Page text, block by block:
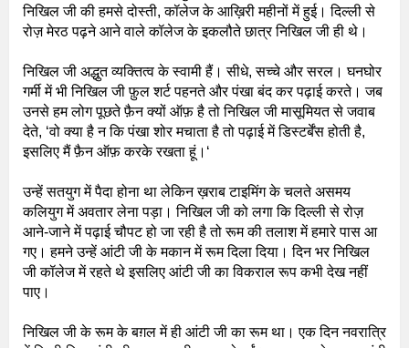
निखिल जी की हमसे दोस्ती, कॉलेज के आख़िरी महीनों में हुई। दिल्ली से
रोज़ मेरठ पढ़ने आने वाले कॉलेज के इकलौते छात्र निखिल जी ही थे।
निखिल जी अद्धुत व्यक्तित्व के स्वामी हैं। सीधे, सच्चे और सरल। घनघोर
गर्मी में भी निखिल जी फ़ुल शर्ट पहनते और पंखा बंद कर पढ़ाई करते। जब
उनसे हम लोग पूछते फ़ैन क्यों ऑफ़ है तो निखिल जी मासूमियत से जवाब
देते, ‘वो क्या है न कि पंखा शोर मचाता है तो पढ़ाई में डिस्टर्बेंस होती है,
इसलिए मैं फ़ैन ऑफ़ करके रखता हूं।‘
उन्हें सतयुग में पैदा होना था लेकिन ख़राब टाइमिंग के चलते असमय
कलियुग में अवतार लेना पड़ा। निखिल जी को लगा कि दिल्ली से रोज़
आने-जाने में पढ़ाई चौपट हो जा रही है तो रूम की तलाश में हमारे पास आ
गए। हमने उन्हें आंटी जी के मकान में रूम दिला दिया। दिन भर निखिल
जी कॉलेज में रहते थे इसलिए आंटी जी का विकराल रूप कभी देख नहीं
पाए।
निखिल जी के रूम के बग़ल में ही आंटी जी का रूम था। एक दिन नवरात्रि